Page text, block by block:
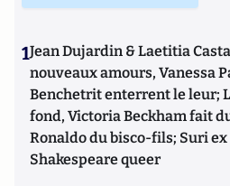
1Jean Dujardin & Laetitia
nouveaux amours, Vanessa
Benchetrit enterrent le leur;
fond, Victoria Beckham fait
Ronaldo du bisco-fils; Suri
Shakespeare queer